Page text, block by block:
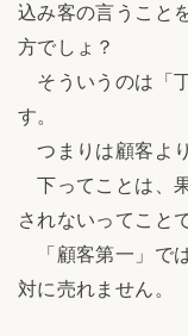
込み客の言うこと
方でしょ？
そういうのは「
す。
つまりは顧客よ
下ってことは、
されないってこと
「顧客第一」で
対に売れません。